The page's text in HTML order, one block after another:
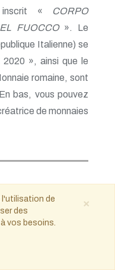
«
CORPO
FUOCCO». Le
Italienne) se
», ainsi que le
romaine, sont
bas, vous pouvez
de monnaies
: Printemps
×
de
des
vos besoins.